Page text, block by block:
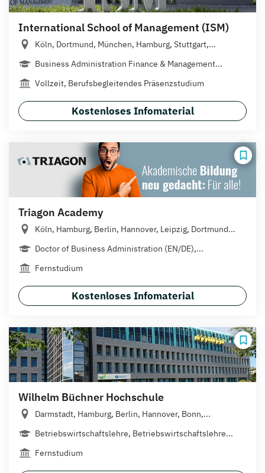
International School of Management (ISM)
Köln, Dortmund, München, Hamburg, Stuttgart,...
Business Administration Finance & Management...
Vollzeit, Berufsbegleitendes Präsenzstudium
Kostenloses Infomaterial
Triagon Academy
Köln, Hamburg, Berlin, Hannover, Leipzig, Dortmund...
Doctor of Business Administration (EN/DE),...
Fernstudium
Kostenloses Infomaterial
Wilhelm Büchner Hochschule
Darmstadt, Hamburg, Berlin, Hannover, Bonn,...
Betriebswirtschaftslehre, Betriebswirtschaftslehre...
Fernstudium